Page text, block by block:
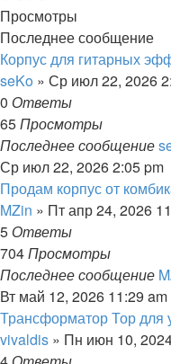
Просмотры
Последнее сообщение
Корпус для гитарных
seKo » Ср июл 22, 2026
0 Ответы
65Просмотры
Последнее сообщение
Ср июл 22, 2026 2:05 pm
Продам корпус от
MZin » Пт апр 24, 2026
5 Ответы
704Просмотры
Последнее сообщение
Вт май 12, 2026 11:29 am
Трансформатор Тор для
vivaldis » Пн июн 10,